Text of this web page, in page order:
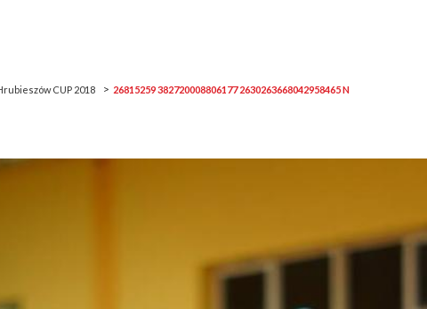
CUP 2018 26815259 382720008806177 2630263668042958465 N